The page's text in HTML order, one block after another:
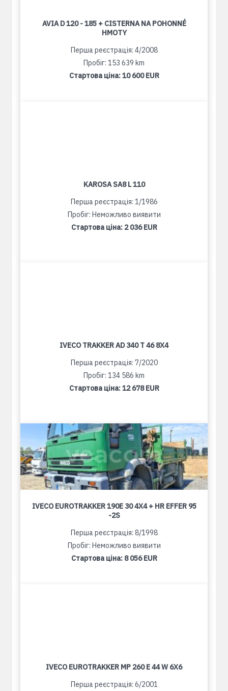
AVIA D 120 - 185 + CISTERNA NA POHONNÉ
HMOTY
Перша реєстрація: 4/2008
Пробіг: 153 639 km
Стартова ціна:10 600 EUR
KAROSA SA8 L 110
Перша реєстрація: 1/1986
Пробіг: Неможливо виявити
Стартова ціна: 2 036 EUR
IVECO TRAKKER AD 340 T 46 8X4
Перша реєстрація: 7/2020
Пробіг: 134 586 km
Стартова ціна:12 678 EUR
IVECO EUROTRAKKER 190E 30 4X4 + HR EFFER 95
-2S
Перша реєстрація: 8/1998
Пробіг: Неможливо виявити
Стартова ціна: 8 056 EUR
IVECO EUROTRAKKER MP 260 E 44 W 6X6
Перша реєстрація: 6/2001